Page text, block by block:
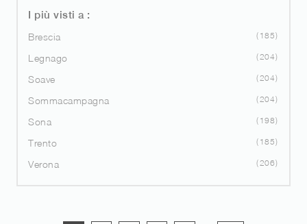
I più visti a :
Brescia
185
Legnago 204
Soave 204
Sommacampagna 204
Sona 198
Trento 185
Verona 206